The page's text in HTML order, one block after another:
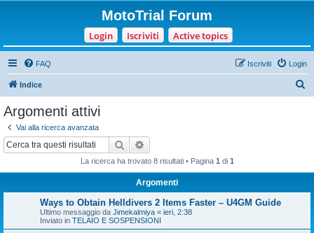
MotoTrial Forum
Login Iscriviti Active topics
FAQ Login
Iscriviti
Indice
Argomenti attivi
Vai alla ricerca avanzata
Cerca
La ricerca ha trovato 8 risultati • Pagina 1 di 1
Argomenti
Ways to Obtain Helldivers 2 Items Faster – U4GM Guide
Ultimo messaggio da Jimekalmiya « ieri, 2:38
Inviato in TELAIO E SOSPENSIONI